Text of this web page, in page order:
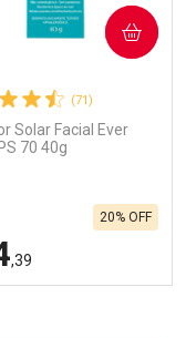
(71)
Solar Facial Ever
70 40g
,39
20% OFF
COMPRAR